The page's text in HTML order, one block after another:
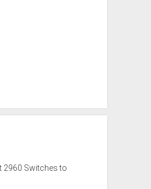
2960 Switches to